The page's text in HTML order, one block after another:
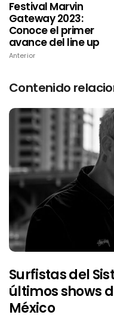
Festival Marvin
Gateway 2023:
Conoce el primer
avance del line up
Anterior
Contenido
Surfistas del
últimos shows
México